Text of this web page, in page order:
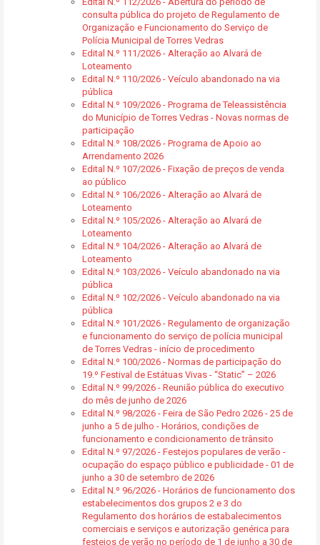
consulta pública do projeto de Regulamento de
Organização e Funcionamento do Serviço de
Polícia Municipal de Torres Vedras
Edital N.º 111/2026 - Alteração ao Alvará de
Loteamento
Edital N.º 110/2026 - Veículo abandonado na via
pública
Edital N.º 109/2026 - Programa de Teleassistência
do Município de Torres Vedras - Novas normas de
participação
Edital N.º 108/2026 - Programa de Apoio ao
Arrendamento 2026
Edital N.º 107/2026 - Fixação de preços de venda
ao público
Edital N.º 106/2026 - Alteração ao Alvará de
Loteamento
Edital N.º 105/2026 - Alteração ao Alvará de
Loteamento
Edital N.º 104/2026 - Alteração ao Alvará de
Loteamento
Edital N.º 103/2026 - Veículo abandonado na via
pública
Edital N.º 102/2026 - Veículo abandonado na via
pública
Edital N.º 101/2026 - Regulamento de organização
e funcionamento do serviço de polícia municipal
de Torres Vedras - início de procedimento
Edital N.º 100/2026 - Normas de participação do
19.º Festival de Estátuas Vivas - “Static” – 2026
Edital N.º 99/2026 - Reunião pública do executivo
do mês de junho de 2026
Edital N.º 98/2026 - Feira de São Pedro 2026 - 25 de
junho a 5 de julho - Horários, condições de
funcionamento e condicionamento de trânsito
Edital N.º 97/2026 - Festejos populares de verão -
ocupação do espaço público e publicidade - 01 de
junho a 30 de setembro de 2026
Edital N.º 96/2026 - Horários de funcionamento dos
estabelecimentos dos grupos 2 e 3 do
Regulamento dos horários de estabalecimentos
comerciais e serviços e autorização genérica para
festejos de verão no período de 1 de junho a 30 de